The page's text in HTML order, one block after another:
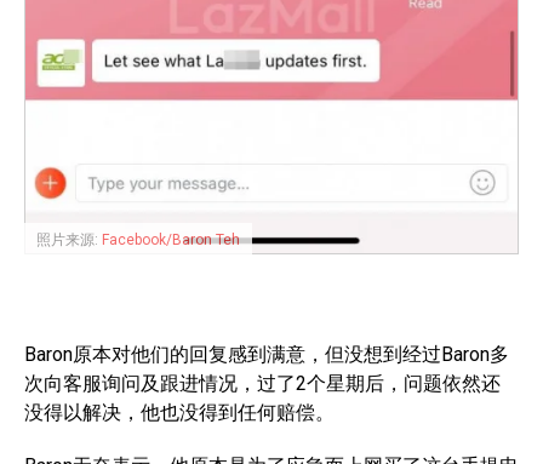
照片来源: Facebook/Baron Teh
Baron原本对他们的回复感到满意，但没想到经过Baron多
次向客服询问及跟进情况，过了2个星期后，问题依然还
没得以解决，他也没得到任何赔偿。